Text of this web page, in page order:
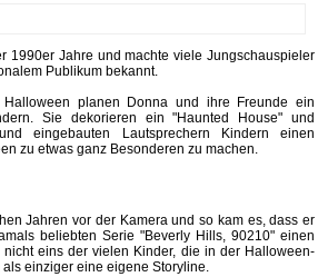
1990er Jahre und machte viele Jungschauspieler
Publikum bekannt.
planen Donna und ihre Freunde ein
Sie dekorieren ein "Haunted House" und
eingebauten Lautsprechern Kindern einen
zu etwas ganz Besonderen zu machen.
Jahren vor der Kamera und so kam es, dass er
beliebten Serie "Beverly Hills, 90210" einen
eins der vielen Kinder, die in der Halloween-
einziger eine eigene Storyline.